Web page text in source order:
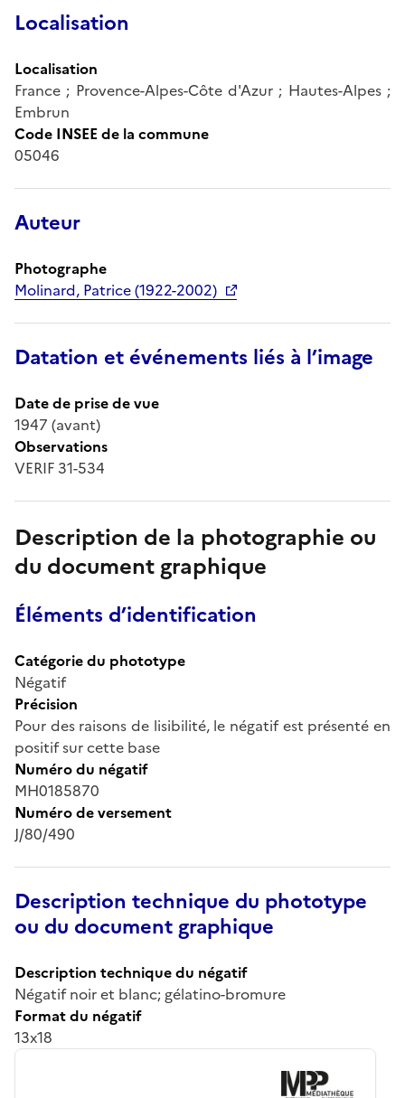
Localisation
Localisation
France ; Provence-Alpes-Côte d'Azur ; Hautes-Alpes ;
Embrun
Code INSEE de la commune
05046
Auteur
Photographe
Molinard, Patrice (1922-2002)
Datation et événements liés à l’image
Date de prise de vue
1947 (avant)
Observations
VERIF 31-534
Description de la photographie ou
du document graphique
Éléments d’identification
Catégorie du phototype
Négatif
Précision
Pour des raisons de lisibilité, le négatif est présenté en
positif sur cette base
Numéro du négatif
MH0185870
Numéro de versement
J/80/490
Description technique du phototype
ou du document graphique
Description technique du négatif
Négatif noir et blanc; gélatino-bromure
Format du négatif
13x18